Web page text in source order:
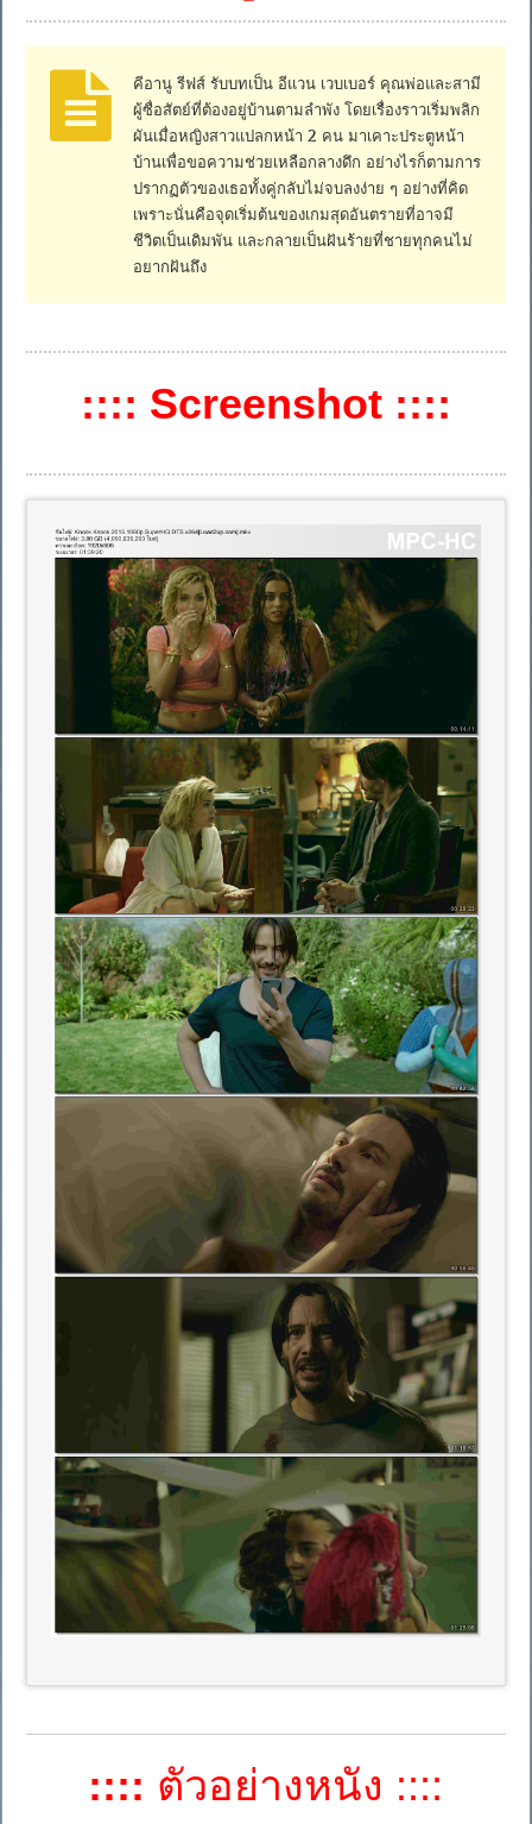
คีอานู รีฟส์ รับบทเป็น อีแวน เวบเบอร์ คุณพ่อและสามี
ผู้ซื่อสัตย์ที่ต้องอยู่บ้านตามลำพัง โดยเรื่องราวเริ่มพลิก
ผันเมื่อหญิงสาวแปลกหน้า 2 คน มาเคาะประตูหน้า
บ้านเพื่อขอความช่วยเหลือกลางดึก อย่างไรก็ตามการ
ปรากฏตัวของเธอทั้งคู่กลับไม่จบลงง่าย ๆ อย่างที่คิด
เพราะนั่นคือจุดเริ่มต้นของเกมสุดอันตรายที่อาจมี
ชีวิตเป็นเดิมพัน และกลายเป็นฝันร้ายที่ชายทุกคนไม่
อยากฝันถึง
:::: Screenshot ::::
:::: ตัวอย่างหนัง ::::